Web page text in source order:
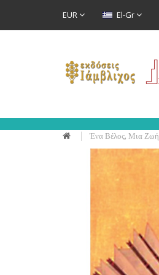
EUR El-Gr
Ένα Βέλος, Μια Ζωή